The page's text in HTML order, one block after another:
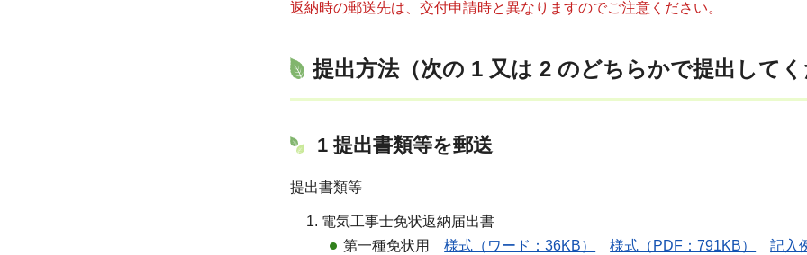
返納時の郵送先は、交付申請時と異なりますのでご注意ください。
提出方法（次の 1 又は 2 のどちらかで提出して
1 提出書類等を郵送
提出書類等
電気工事士免状返納届出書
第一種免状用様式（ワード：36KB） 様式（PDF：791KB） 記入